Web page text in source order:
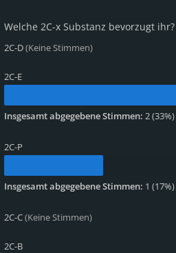
Welche 2C-x Substanz bevorzugt ihr?
2C-D(Keine Stimmen)
2C-E
Insgesamt abgegebene Stimmen: 2(33%)
2C-P
Insgesamt abgegebene Stimmen: 1 (17%)
2C-C(Keine Stimmen)
2C-B